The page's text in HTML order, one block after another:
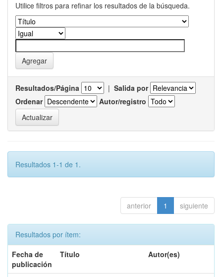
Utilice filtros para refinar los resultados de la búsqueda.
Resultados/Página | Salida por
Ordenar
Autor/registro
Resultados 1-1 de 1.
anterior 1 siguiente
Resultados por ítem:
Fecha de
publicación
Título Autor(es)